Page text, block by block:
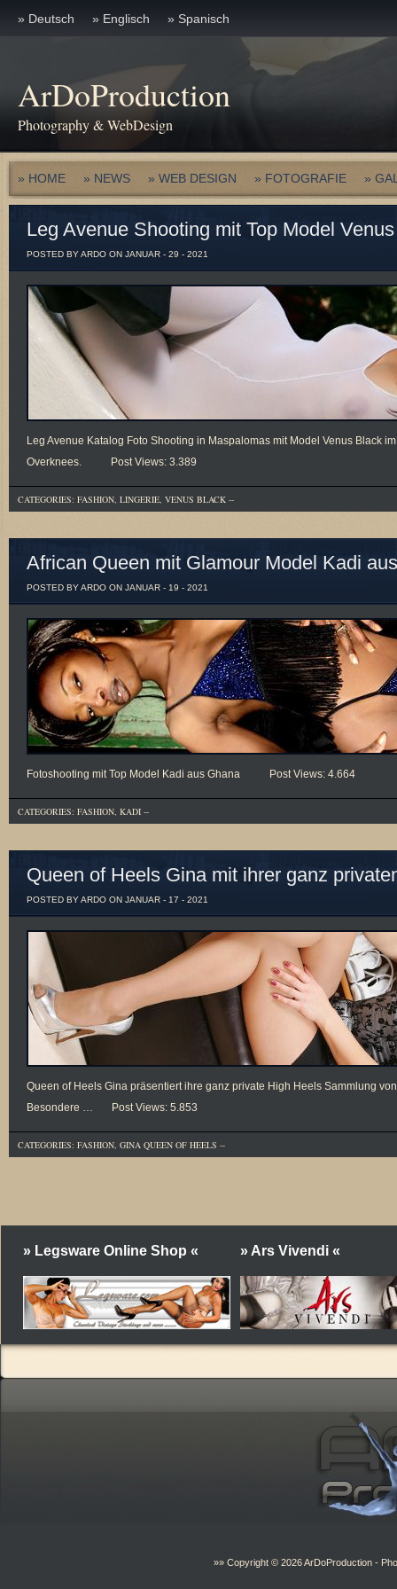
» Deutsch » Englisch » Spanisch
ArDoProduction
Photography & WebDesign
» HOME » NEWS » WEB DESIGN » FOTOGRAFIE »
Leg Avenue Shooting mit Top Model
POSTED BY ARDO ON JANUAR - 29 - 2021
Leg Avenue Katalog Foto Shooting in Maspalomas mit Model Venus Black
Overknees. Post Views: 3.389
CATEGORIES: FASHION, LINGERIE, VENUS BLACK --
African Queen mit Glamour Model Kadi
POSTED BY ARDO ON JANUAR - 19 - 2021
Fotoshooting mit Top Model Kadi aus Ghana Post Views: 4.664
CATEGORIES: FASHION, KADI --
Queen of Heels Gina mit ihrer ganz
POSTED BY ARDO ON JANUAR - 17 - 2021
Queen of Heels Gina präsentiert ihre ganz private High Heels Sammlung
Besondere … Post Views: 5.853
CATEGORIES: FASHION, GINA QUEEN OF HEELS --
» Legsware Online Shop « » Ars Vivendi «
»» Copyright © 2026ArDoProduction -